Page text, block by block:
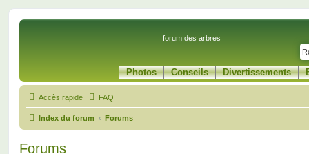
forum des arbres
Photos Conseils Divertissements
Accès rapide FAQ
Index du forum Forums
Forums